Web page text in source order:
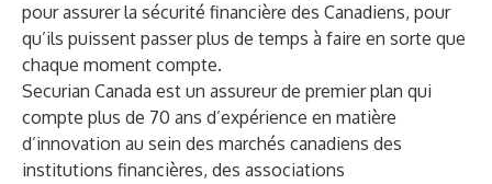
pour assurer la sécurité financière des Canadiens, pour
qu’ils puissent passer plus de temps à faire en sorte que
chaque moment compte.
Securian Canada est un assureur de premier plan qui
compte plus de 70 ans d’expérience en matière
d’innovation au sein des marchés canadiens des
institutions financières, des associations